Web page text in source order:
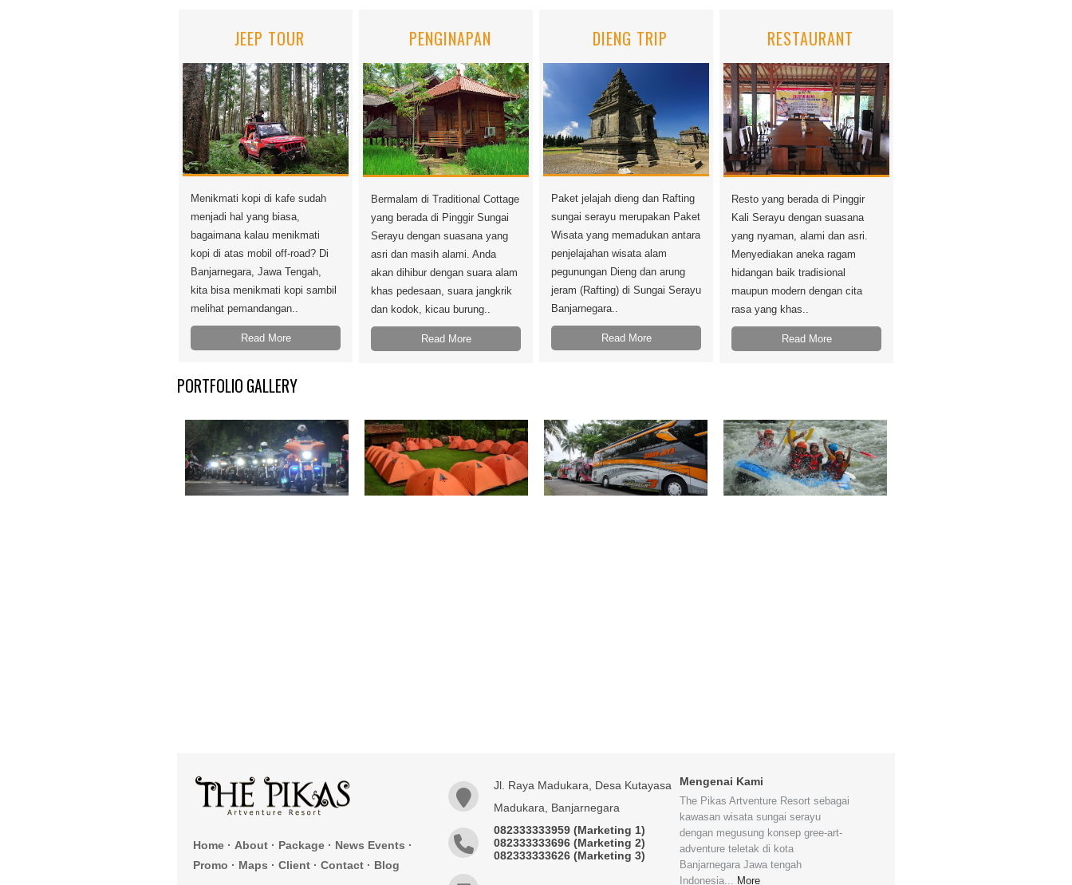
JEEP TOUR
Menikmati kopi di kafe sudah
menjadi hal yang biasa,
bagaimana kalau menikmati
kopi di atas mobil off-road? Di
Banjarnegara, Jawa Tengah,
kita bisa menikmati kopi sambil
melihat pemandangan..
Read More
PENGINAPAN
Bermalam di Traditional Cottage
yang berada di Pinggir Sungai
Serayu dengan suasana yang
asri dan masih alami. Anda
akan dihibur dengan suara alam
khas pedesaan, suara jangkrik
dan kodok, kicau burung..
Read More
DIENG TRIP
Paket jelajah dieng dan Rafting
sungai serayu merupakan Paket
Wisata yang memadukan antara
penjelajahan wisata alam
pegunungan Dieng dan arung
jeram (Rafting) di Sungai Serayu
Banjarnegara..
Read More
RESTAURANT
Resto yang berada di Pinggir
Kali Serayu dengan suasana
yang nyaman, alami dan asri.
Menyediakan aneka ragam
hidangan baik tradisional
maupun modern dengan cita
rasa yang khas..
Read More
PORTFOLIO GALLERY
Home · About · Package · News Events ·
Promo · Maps · Client · Contact · Blog
Jl. Raya Madukara, Desa Kutayasa
Madukara, Banjarnegara
082333333959 (Marketing 1)
082333333696 (Marketing 2)
082333333626 (Marketing 3)
Mengenai Kami
The Pikas Artventure Resort sebagai
kawasan wisata sungai serayu
dengan megusung konsep gree-art-
adventure teletak di kota
Banjarnegara Jawa tengah
Indonesia... More